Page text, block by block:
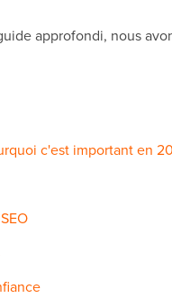
approfondi, nous
c'est important en